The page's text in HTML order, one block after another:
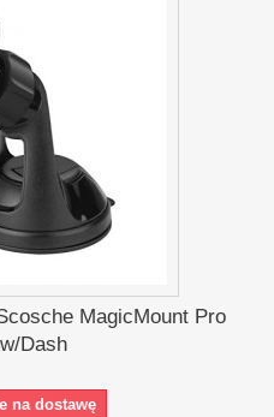
MagicMount Pro
Dash
na dostawę